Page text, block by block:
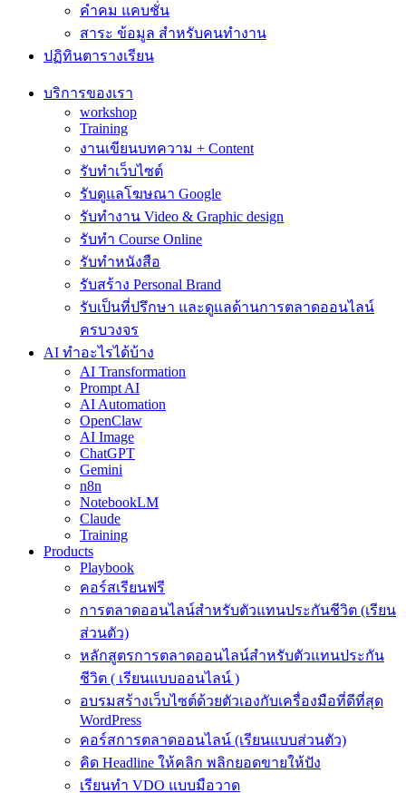
คำคม แคบชั่น
สาระ ข้อมูล สำหรับคนทำงาน
ปฏิทินตารางเรียน
บริการของเรา
workshop
Training
งานเขียนบทความ + Content
รับทำเว็บไซต์
รับดูแลโฆษณา Google
รับทำงาน Video & Graphic design
รับทำ Course Online
รับทำหนังสือ
รับสร้าง Personal Brand
รับเป็นที่ปรึกษา และดูแลด้านการตลาดออนไลน์
ครบวงจร
AI ทำอะไรได้บ้าง
AI Transformation
Prompt AI
AI Automation
OpenClaw
AI Image
ChatGPT
Gemini
n8n
NotebookLM
Claude
Training
Products
Playbook
คอร์สเรียนฟรี
การตลาดออนไลน์สำหรับตัวแทนประกันชีวิต (เรียน
ส่วนตัว)
หลักสูตรการตลาดออนไลน์สำหรับตัวแทนประกัน
ชีวิต ( เรียนแบบออนไลน์ )
อบรมสร้างเว็บไซต์ด้วยตัวเองกับเครื่องมือที่ดีที่สุด
WordPress
คอร์สการตลาดออนไลน์ (เรียนแบบส่วนตัว)
คิด Headline ให้คลิก พลิกยอดขายให้ปัง
เรียนทำ VDO แบบมือวาด